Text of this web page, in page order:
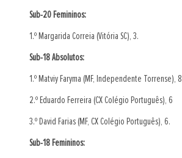
Sub-20 Femininos:
1.º Margarida Correia (Vitória SC), 3.
Sub-18 Absolutos:
1.º Matviy Faryma (MF, Independente Torrense), 8
2.º Eduardo Ferreira (CX Colégio Português), 6
3.º David Farias (MF, CX Colégio Português), 6.
Sub-18 Femininos: